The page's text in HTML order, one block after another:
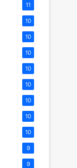
11
10
10
10
10
10
10
10
10
9
9